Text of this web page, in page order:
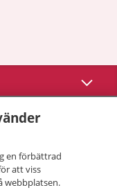
Visa
en förbättrad
att viss
webbplatsen.